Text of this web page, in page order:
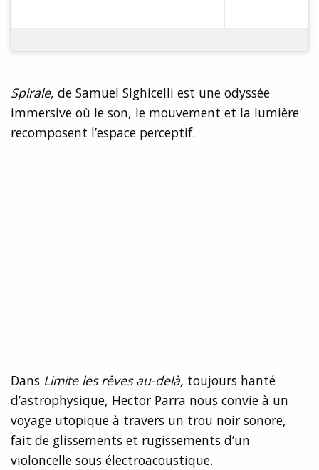
Spirale, de Samuel Sighicelli est une odyssée
immersive où le son, le mouvement et la lumière
recomposent l’espace perceptif.
Dans Limite les rêves au-delà, toujours hanté
d’astrophysique, Hector Parra nous convie à un
voyage utopique à travers un trou noir sonore,
fait de glissements et rugissements d’un
violoncelle sous électroacoustique.